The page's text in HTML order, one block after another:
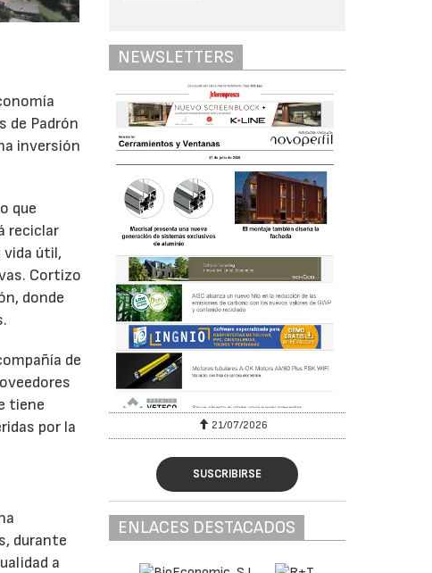
de Padrón
inversión
que
reciclar
útil,
Cortizo
donde
de
tiene
por la
durante
a
NEWSLETTERS
2026 21/07/2026
SUSCRIBIRSE
ENLACES DESTACADOS